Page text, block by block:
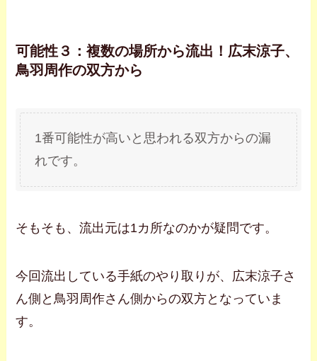
可能性３：複数の場所から流出！広末涼子、
鳥羽周作の双方から
1番可能性が高いと思われる双方からの漏
れです。
そもそも、流出元は1カ所なのかが疑問です。
今回流出している手紙のやり取りが、広末涼子さ
ん側と鳥羽周作さん側からの双方となっていま
す。